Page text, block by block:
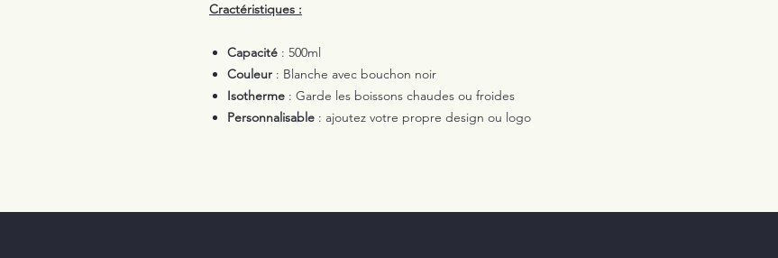
Cractéristiques :
Capacité : 500ml
Couleur : Blanche avec bouchon noir
Isotherme : Garde les boissons chaudes ou froides
Personnalisable : ajoutez votre propre design ou logo